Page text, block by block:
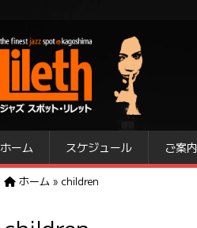
ホーム スケジュール ご案内
ホーム » children